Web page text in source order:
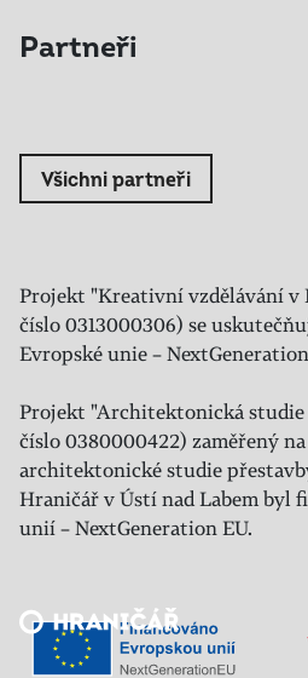
Partneři
Všichni partneři
Projekt "Kreativní vzdělávání
číslo 0313000306) se
Evropské unie –
Projekt "Architektonická
číslo 0380000422) zaměřený
architektonické studie
Hraničář v Ústí nad Labem byl
unií – NextGeneration EU.
Veřejný sál Hraničář, spolek